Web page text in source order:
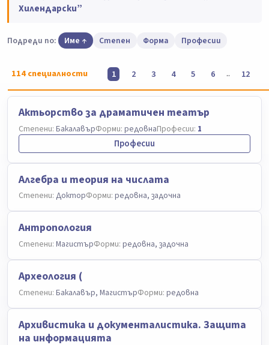
Хилендарски”
Подреди по: Име Степен Форма Професии
114специалности 1 2 3 4 5 6 .. 12
Актьорство за драматичен театър
Степени: БакалавърФорми: редовнаПрофесии: 1
Професии
Алгебра и теория на числата
Степени: ДокторФорми: редовна, задочна
Антропология
Степени: МагистърФорми: редовна, задочна
Археология (
Степени: Бакалавър, МагистърФорми: редовна
Архивистика и документалистика. Защита
на информацията